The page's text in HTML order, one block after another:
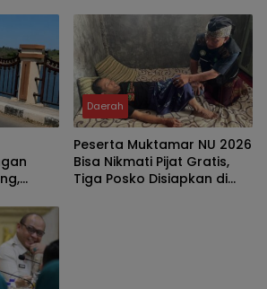
Tidur Pasien
Daerah
Peserta Muktamar NU 2026
Bisa Nikmati Pijat Gratis,
Tiga Posko Disiapkan di